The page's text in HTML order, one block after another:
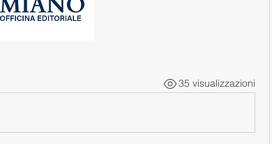
35 visualizzazioni